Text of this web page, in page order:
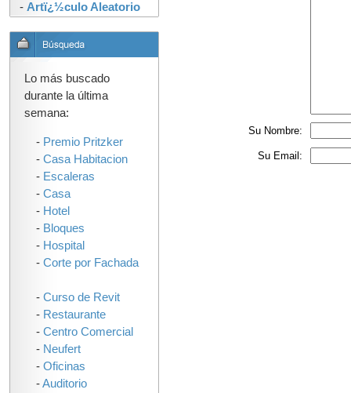
Su Nombre:
Su Email:
- Artï¿½culo Aleatorio
Lo más buscado
durante la última
semana:
- Premio Pritzker
- Casa Habitacion
- Escaleras
- Casa
- Hotel
- Bloques
- Hospital
- Corte por Fachada
- Curso de Revit
- Restaurante
- Centro Comercial
- Neufert
- Oficinas
-Auditorio